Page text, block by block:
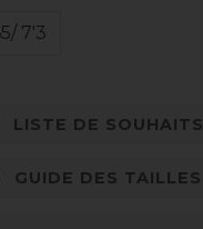
7'3
LISTE DE SOUHAITS
GUIDE DES TAILLES